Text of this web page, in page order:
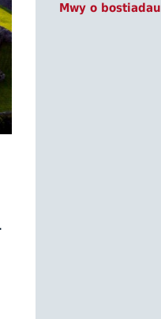
Mwy o bostiadau